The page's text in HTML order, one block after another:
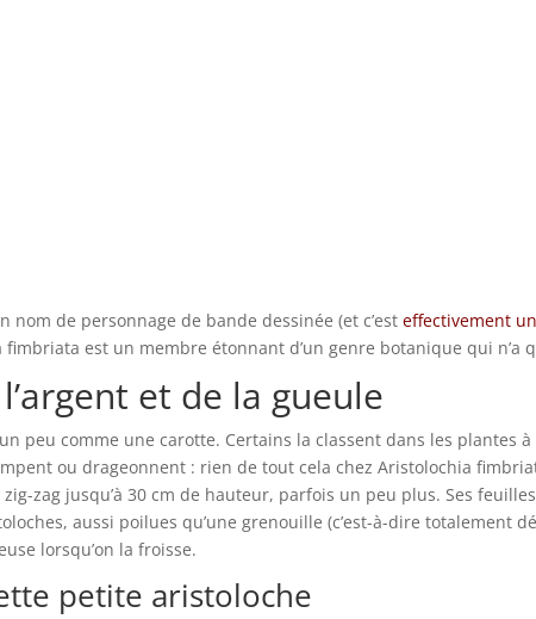
de personnage de bande dessinée (et c’esteffectivement
est un membre étonnant d’un genre botanique qui n’a
et de la gueule
peu comme une carotte. Certains la classent dans les plantes à
ou drageonnent : rien de tout cela chez Aristolochia
zag jusqu’à 30 cm de hauteur, parfois un peu plus. Ses
aussi poilues qu’une grenouille (c’est-à-dire totalement
lorsqu’on la froisse.
petite aristoloche